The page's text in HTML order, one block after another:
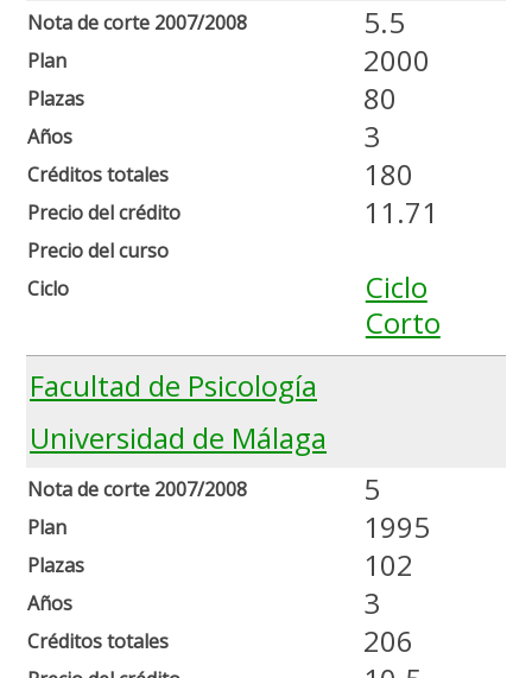
Nota de corte 2007/2008
Plan
Plazas
Años
Créditos totales
Precio del crédito
Precio del curso
Ciclo
5.5
2000
80
3
180
11.71
Ciclo
Corto
Facultad de Psicología
Universidad de Málaga
Nota de corte 2007/2008
Plan
Plazas
Años
Créditos totales
5
1995
102
3
206